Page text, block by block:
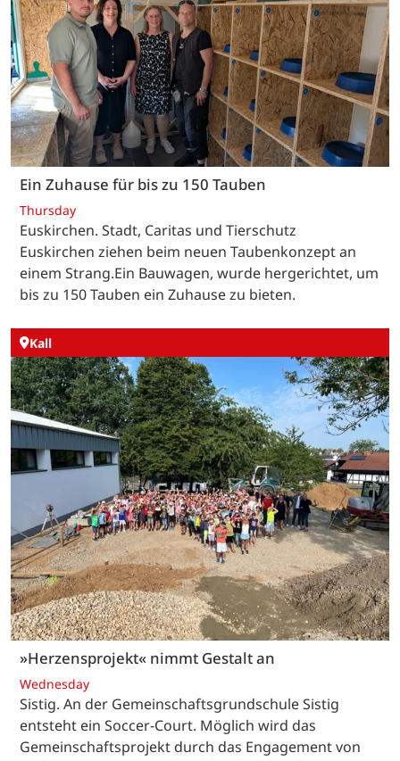
Ein Zuhause für bis zu 150 Tauben
Thursday
Euskirchen. Stadt, Caritas und Tierschutz
Euskirchen ziehen beim neuen Taubenkonzept an
einem Strang.Ein Bauwagen, wurde hergerichtet, um
bis zu 150 Tauben ein Zuhause zu bieten.
Kall
»Herzensprojekt« nimmt Gestalt an
Wednesday
Sistig. An der Gemeinschaftsgrundschule Sistig
entsteht ein Soccer-Court. Möglich wird das
Gemeinschaftsprojekt durch das Engagement von